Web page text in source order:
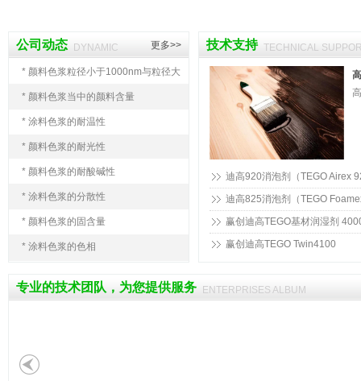
更多>>
公司动态 DYNAMIC
* 颜料色浆粒径小于1000nm与粒径大
于1000nm会带来哪些影响
* 颜料色浆当中的颜料含量
* 涂料色浆的耐温性
* 颜料色浆的耐光性
* 颜料色浆的耐酸碱性
* 涂料色浆的分散性
* 颜料色浆的固含量
* 涂料色浆的色相
技术支持 TECHNICAL
迪高920消泡剂（TEGO Airex
迪高825消泡剂（TEGO
赢创迪高TEGO基材润湿剂
赢创迪高TEGO Twin4100
专业的技术团队，为您提供服务 ENTERPRISES ALBUM